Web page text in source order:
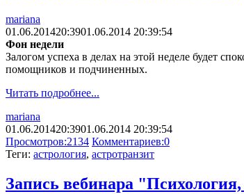
mariana
01.06.201420:3901.06.2014 20:39:54
Фон недели
Залогом успеха в делах на этой неделе будет
помощников и подчиненных.
Читать подробнее...
mariana
01.06.201420:3901.06.2014 20:39:54
Просмотров:2134 Комментариев:0
Теги: астрология, астротранзит
Запись вебинара